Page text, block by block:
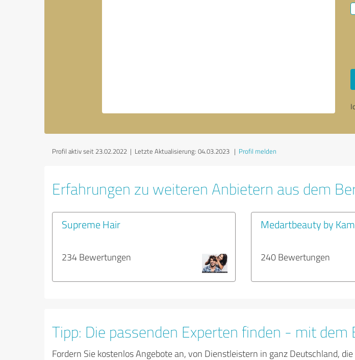
Profil aktiv seit 23.02.2022 | Letzte Aktualisierung: 04.03.2023 | Profil melden
Erfahrungen zu weiteren Anbietern aus dem
Supreme Hair
234 Bewertungen
Medartbeauty by
240 Bewertungen
Tipp: Die passenden Experten finden - mit dem
Fordern Sie kostenlos Angebote an, von Dienstleistern in ganz Deutschland,